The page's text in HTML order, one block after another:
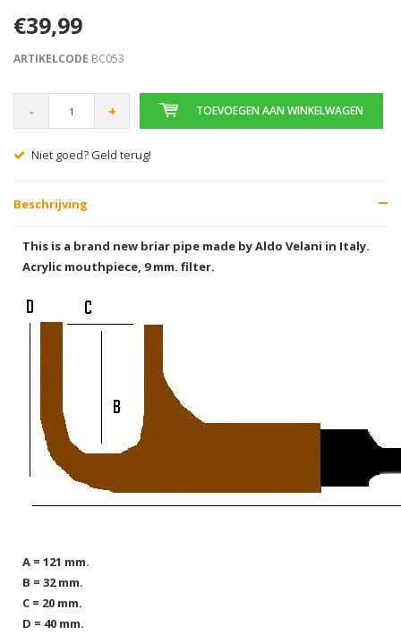
€39,99
ARTIKELCODE BC053
- + TOEVOEGEN AAN WINKELWAGEN
Niet goed? Geld terug!
Beschrijving
This is a brand new briar pipe made by Aldo Velani in Italy.
Acrylic mouthpiece, 9 mm. filter.
A = 121 mm.
B = 32 mm.
C = 20 mm.
D = 40 mm.